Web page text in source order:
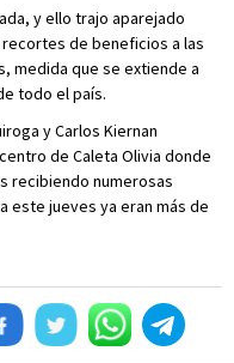
y ello trajo aparejado
de beneficios a las
medida que se extiende a
todo el país.
y Carlos Kiernan
de Caleta Olivia donde
recibiendo numerosas
este jueves ya eran más de